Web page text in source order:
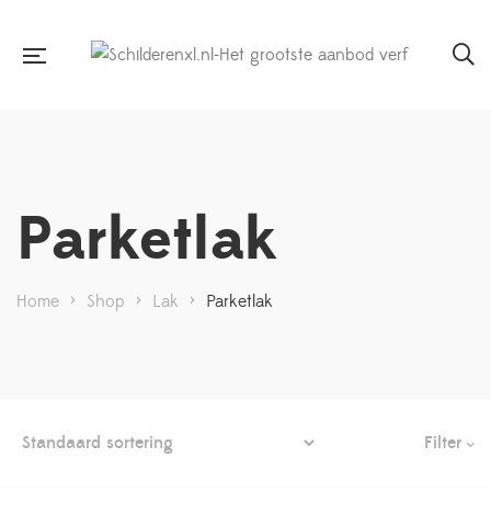
Parketlak
Home > Shop > Lak > Parketlak
Filter